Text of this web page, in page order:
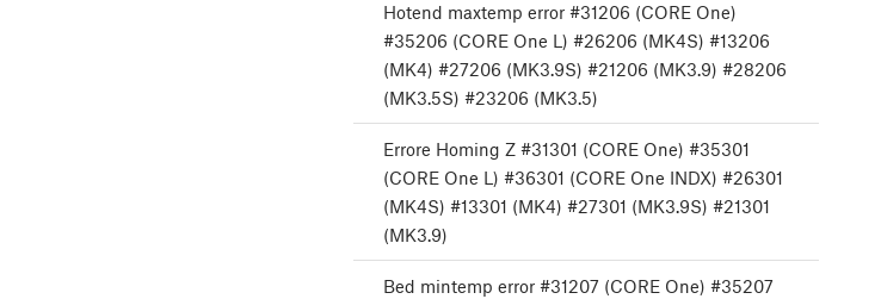
Hotend maxtemp error #31206 (CORE One)
#35206 (CORE One L) #26206 (MK4S) #13206
(MK4) #27206 (MK3.9S) #21206 (MK3.9) #28206
(MK3.5S) #23206 (MK3.5)
Errore Homing Z #31301 (CORE One) #35301
(CORE One L) #36301 (CORE One INDX) #26301
(MK4S) #13301 (MK4) #27301 (MK3.9S) #21301
(MK3.9)
Bed mintemp error #31207 (CORE One) #35207